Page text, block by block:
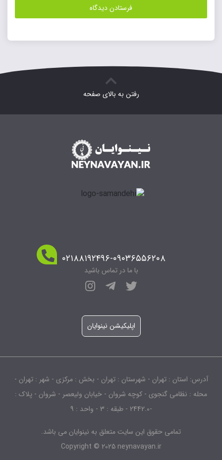
رفتن به بالای صفحه
۰۲۱۸۸۱۹۲۴۹۶-۰۹۰۳۶۵۵۶۲۰۸
با ما در تماس باشید
اپلیکیشن نینوایان
آدرس: استان : تهران - شهرستان : تهران - بخش : مرکزی - شهر : تهران -
محله : نظامی گنجوی - کوچه شروان - خیابان ولیعصر - شروان - پلاک :
-2442.0 - طبقه : 3 - واحد : 9
تمامی حقوق این سایت متعلق به نینوایان می باشد.
Copyright © 2025 neynavayan.ir